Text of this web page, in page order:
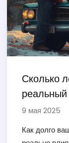
нервничать
Сколько
реальный
двигателя
9 мая 2025
Как долго